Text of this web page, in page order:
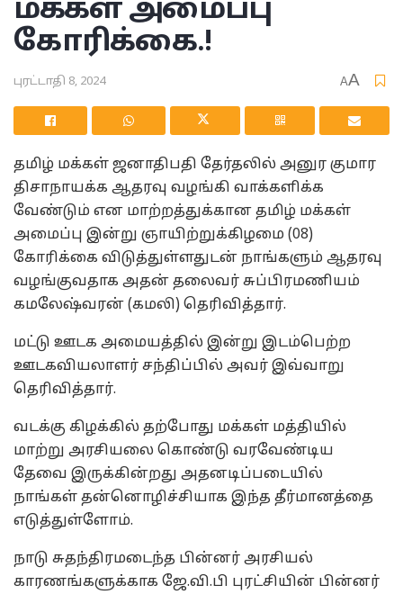
மக்கள் அமைப்பு
கோரிக்கை.!
புரட்டாதி 8, 2024 AA
தமிழ் மக்கள் ஜனாதிபதி தேர்தலில் அனுர குமார
திசாநாயக்க ஆதரவு வழங்கி வாக்களிக்க
வேண்டும் என மாற்றத்துக்கான தமிழ் மக்கள்
அமைப்பு இன்று ஞாயிற்றுக்கிழமை (08)
கோரிக்கை விடுத்துள்ளதுடன் நாங்களும் ஆதரவு
வழங்குவதாக அதன் தலைவர் சுப்பிரமணியம்
கமலேஷ்வரன் (கமலி) தெரிவித்தார்.
மட்டு ஊடக அமையத்தில் இன்று இடம்பெற்ற
ஊடகவியலாளர் சந்திப்பில் அவர் இவ்வாறு
தெரிவித்தார்.
வடக்கு கிழக்கில் தற்போது மக்கள் மத்தியில்
மாற்று அரசியலை கொண்டு வரவேண்டிய
தேவை இருக்கின்றது அதனடிப்படையில்
நாங்கள் தன்னொழிச்சியாக இந்த தீர்மானத்தை
எடுத்துள்ளோம்.
நாடு சுதந்திரமடைந்த பின்னர் அரசியல்
காரணங்களுக்காக ஜே.வி.பி புரட்சியின் பின்னர்